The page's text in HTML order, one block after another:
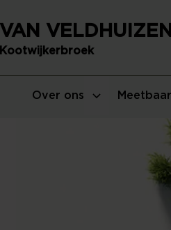
Over ons
VAN VELDHUIZEN
Kootwijkerbroek